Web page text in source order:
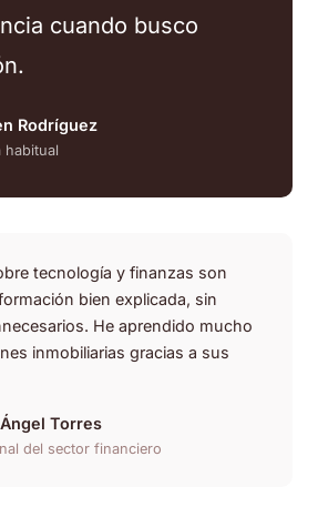
cuando busco
Rodríguez
habitual
tecnología y finanzas son
bien explicada, sin
He aprendido mucho
inmobiliarias gracias a sus
Torres
del sector financiero